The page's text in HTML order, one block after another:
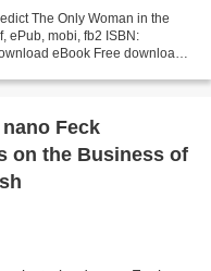
The Only Woman in the
ePub, mobi, fb2 ISBN:
eBook Free download
Feck
on the Business of